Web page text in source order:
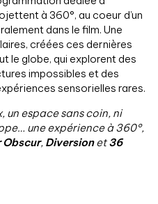
à 360°, au coeur d’un
dans le film. Une
créées ces dernières
le globe, qui explorent des
impossibles et des
sensorielles rares.
un espace sans coin, ni
une expérience à 360°,
Obscur, Diversionet36